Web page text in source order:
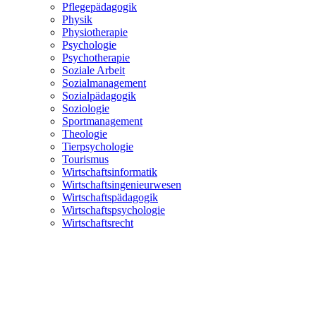
Pflegepädagogik
Physik
Physiotherapie
Psychologie
Psychotherapie
Soziale Arbeit
Sozialmanagement
Sozialpädagogik
Soziologie
Sportmanagement
Theologie
Tierpsychologie
Tourismus
Wirtschaftsinformatik
Wirtschaftsingenieurwesen
Wirtschaftspädagogik
Wirtschaftspsychologie
Wirtschaftsrecht